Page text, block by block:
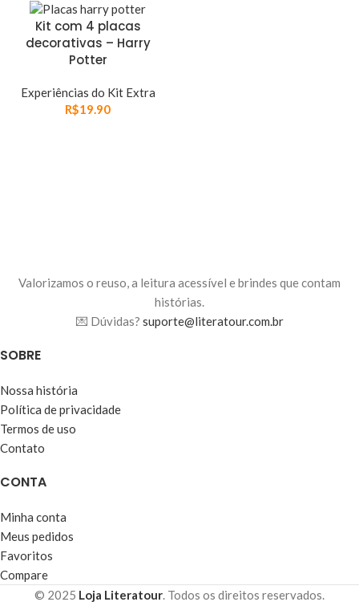
Kit com 4 placas
decorativas – Harry
Potter
Experiências do Kit Extra
R$19.90
Valorizamos o reuso, a leitura acessível e brindes que contam
histórias.
💌 Dúvidas? suporte@literatour.com.br
SOBRE
Nossa história
Política de privacidade
Termos de uso
Contato
CONTA
Minha conta
Meus pedidos
Favoritos
Compare
© 2025 Loja Literatour. Todos os direitos reservados.